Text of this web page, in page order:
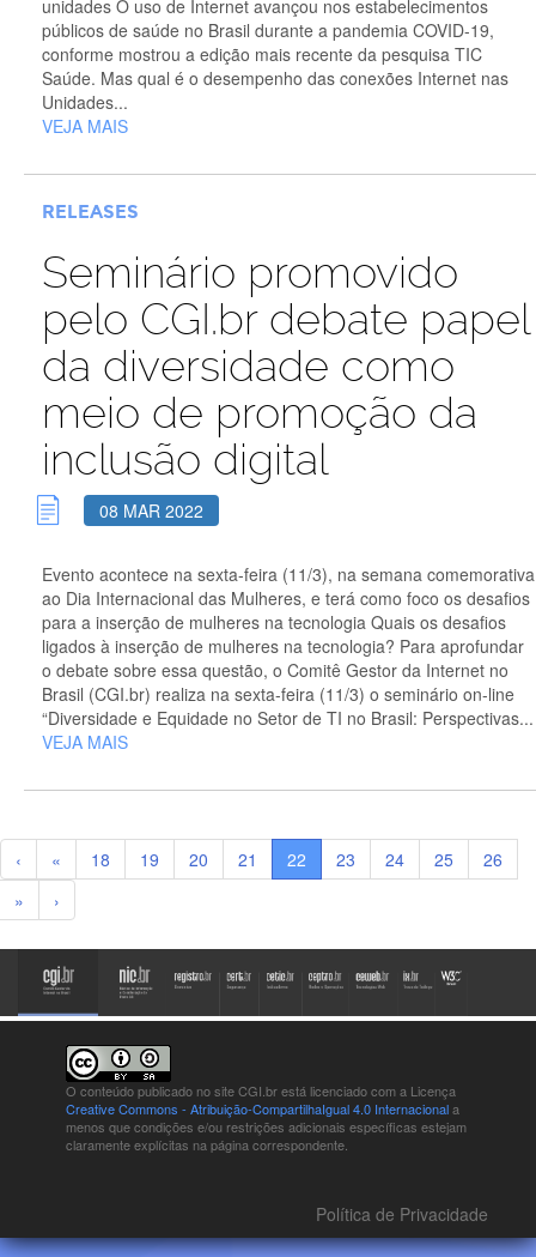
unidades O uso de Internet avançou nos estabelecimentos
públicos de saúde no Brasil durante a pandemia COVID-19,
conforme mostrou a edição mais recente da pesquisa TIC
Saúde. Mas qual é o desempenho das conexões Internet nas
Unidades...
VEJA MAIS
RELEASES
Seminário promovido
pelo CGI.br debate papel
da diversidade como
meio de promoção da
inclusão digital
08 MAR 2022
Evento acontece na sexta-feira (11/3), na semana comemorativa
ao Dia Internacional das Mulheres, e terá como foco os desafios
para a inserção de mulheres na tecnologia Quais os desafios
ligados à inserção de mulheres na tecnologia? Para aprofundar
o debate sobre essa questão, o Comitê Gestor da Internet no
Brasil (CGI.br) realiza na sexta-feira (11/3) o seminário on-line
“Diversidade e Equidade no Setor de TI no Brasil: Perspectivas...
VEJA MAIS
‹ « 18 19 20 21 22 23 24 25
26
»
›
O conteúdo publicado no site CGI.br está licenciado com a Licença
Creative Commons - Atribuição-CompartilhaIgual 4.0 Internacionala
menos que condições e/ou restrições adicionais específicas estejam
claramente explícitas na página correspondente.
Política de Privacidade